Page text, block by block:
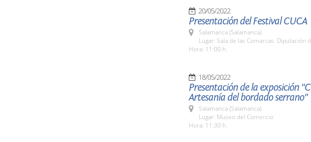
20/05/2022
Presentación del Festival CUCA
Salamanca (Salamanca)
Lugar: Sala de las Comarcas. Diputación
Hora: 11:00 h.
18/05/2022
Presentación de la exposición
Artesanía del bordado serrano"
Salamanca (Salamanca)
Lugar: Museo del Comercio
Hora: 11:30 h.